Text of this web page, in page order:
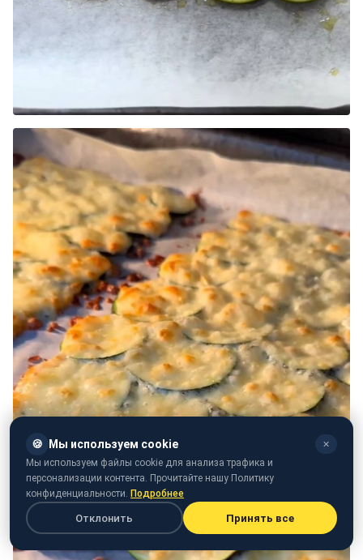
🍪 Мы используем cookie ✕
Мы используем файлы cookie для анализа трафика и
персонализации контента. Прочитайте нашу Политику
конфиденциальности. Подробнее
Отклонить Принять все